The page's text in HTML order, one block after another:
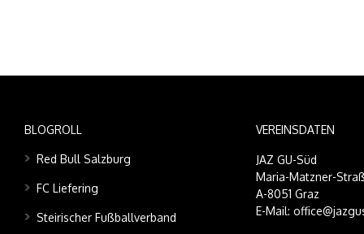
BLOGROLL
Red Bull Salzburg
FC Liefering
Steirischer Fußballverband
VEREINSDATEN
JAZ GU-Süd
Maria-Matzner-
A-8051 Graz
E-Mail: